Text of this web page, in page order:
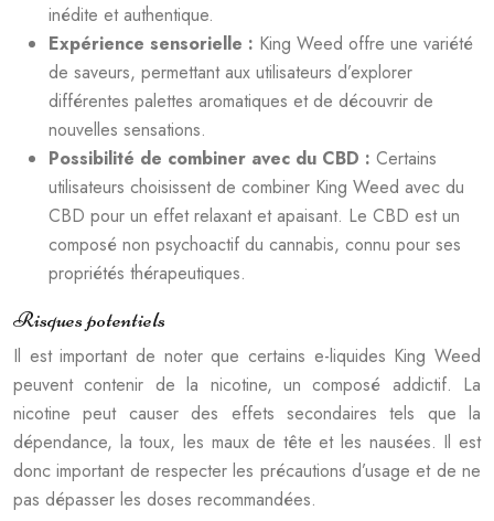
inédite et authentique.
Expérience sensorielle : King Weed offre une variété
de saveurs, permettant aux utilisateurs d’explorer
différentes palettes aromatiques et de découvrir de
nouvelles sensations.
Possibilité de combiner avec du CBD : Certains
utilisateurs choisissent de combiner King Weed avec du
CBD pour un effet relaxant et apaisant. Le CBD est un
composé non psychoactif du cannabis, connu pour ses
propriétés thérapeutiques.
Risques potentiels
Il est important de noter que certains e-liquides King Weed
peuvent contenir de la nicotine, un composé addictif. La
nicotine peut causer des effets secondaires tels que la
dépendance, la toux, les maux de tête et les nausées. Il est
donc important de respecter les précautions d’usage et de ne
pas dépasser les doses recommandées.